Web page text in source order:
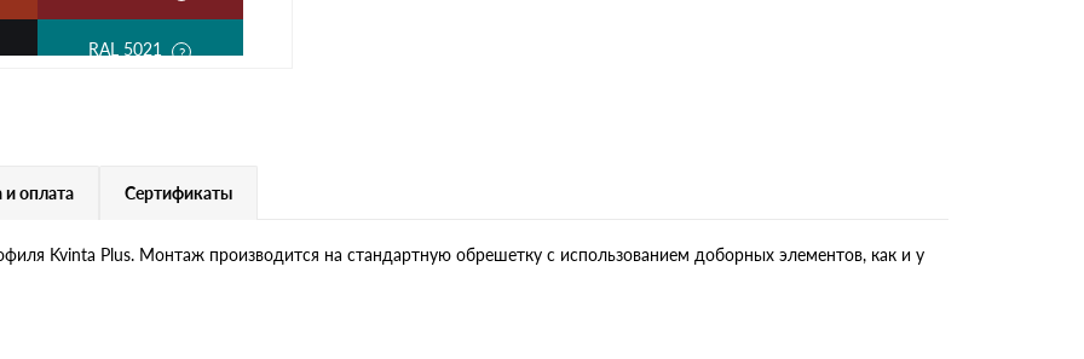
RAL 5021
и оплата Сертификаты
Kvinta Plus. Монтаж производится на стандартную обрешетку с использованием доборных элементов, как и у